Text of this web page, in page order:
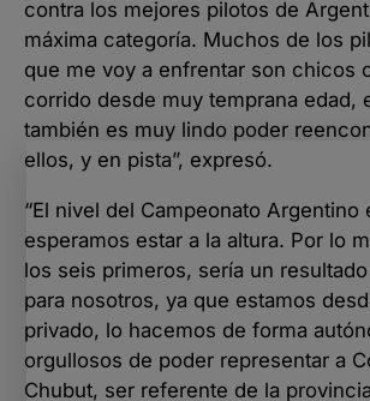
contra los mejores pilotos de
máxima categoría. Muchos de los
que me voy a enfrentar son chicos
corrido desde muy temprana edad,
también es muy lindo poder
ellos, y en pista”, expresó.
“El nivel del Campeonato Argentino
esperamos estar a la altura. Por lo
los seis primeros, sería un
para nosotros, ya que estamos
privado, lo hacemos de forma
orgullosos de poder representar a
Chubut, ser referente de la